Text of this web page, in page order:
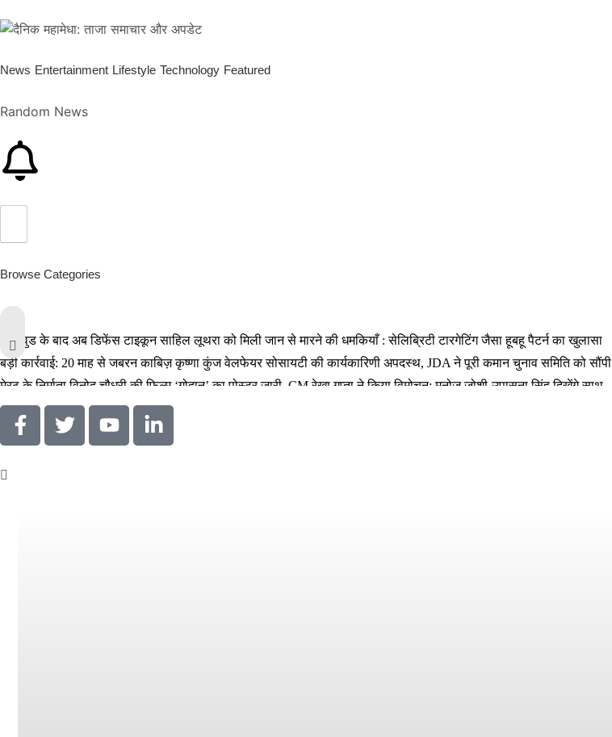
News Entertainment Lifestyle Technology Featured
Random News
Browse Categories
बॉलीवुड के बाद अब डिफेंस टाइकून साहिल लूथरा को मिली जान से मारने की धमकियाँ : सेलिब्रिटी टारगेटिंग जैसा हूबहू पैटर्न का खुलासा
बड़ी कार्रवाई: 20 माह से जबरन काबिज़ कृष्णा कुंज वेलफेयर सोसायटी की कार्यकारिणी अपदस्थ, JDA ने पूरी कमान चुनाव समिति को सौंपी
मेरठ के निर्माता विनोद चौधरी की फिल्म ‘गोदान’ का पोस्टर जारी, CM रेखा गुप्ता ने किया विमोचन; मनोज जोशी-उपासना सिंह दिखेंगे साथ
मिलिए रोहित उगले से! कैसे 16 साल की उम्र में कंपनी शुरू की और 22 की उम्र तक बन गए इंटरनेशनल अवॉर्ड विनर
MBA डिग्री छोड़, कैमरा थामा! मिलिए बॉलीवुड हस्तियों के चहेते वेडिंग फोटोग्राफर लक्ष्य चावला से